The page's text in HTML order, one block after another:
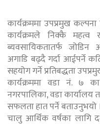
कार्यक्रममा उपप्रमुख
कार्यक्रमले निक्कै
ब्यवसायिकतातर्फ जोडिन
अगाडि बढ्दै गर्दा आईपर्ने
सहयोग गर्ने प्रतिबद्धता
कार्यक्रममा वडा नं. ७
नगरपालिका, वडा
सफलता हात पर्ने बताउनुभयो
चालु आर्थिक वर्षका